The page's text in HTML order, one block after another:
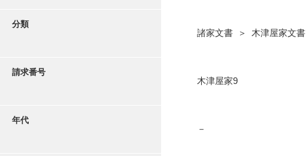
分類
諸家文書 ＞ 木津屋家文書
請求番号
木津屋家9
年代
－